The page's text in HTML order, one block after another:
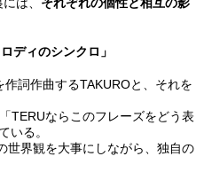
は、 それぞれの個性と相互の影
ディのシンクロ」
詞作曲するTAKUROと、それを
TERUならこのフレーズをどう表
いる。
世界観を大事にしながら、独自の